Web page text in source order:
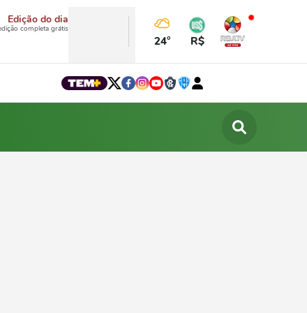
Edição do dia
completa grátis
24° R$